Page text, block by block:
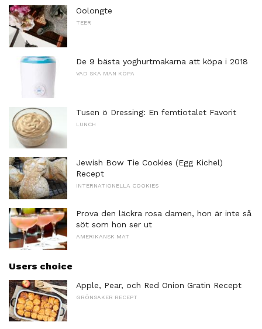
Oolongte
TEER
De 9 bästa yoghurtmakarna att köpa i 2018
VAD SKA MAN KÖPA
Tusen ö Dressing: En femtiotalet Favorit
LUNCH
Jewish Bow Tie Cookies (Egg Kichel)
Recept
INTERNATIONELLA COOKIES
Prova den läckra rosa damen, hon är inte så
söt som hon ser ut
AMERIKANSK MAT
Users choice
Apple, Pear, och Red Onion Gratin Recept
GRÖNSAKER RECEPT